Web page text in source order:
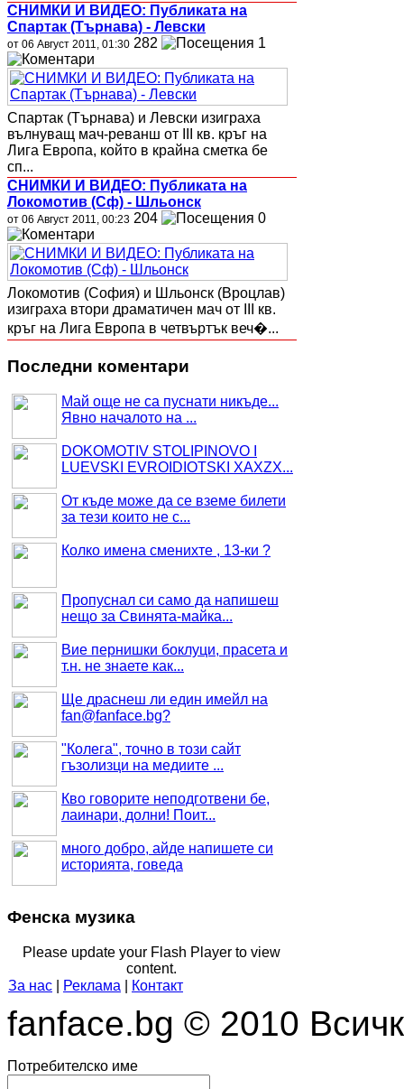
СНИМКИ И ВИДЕО: Публиката на
Спартак (Търнава) - Левски
от 06 Август 2011, 01:30 282 1
Спартак (Търнава) и Левски изиграха
вълнуващ мач-реванш от III кв. кръг на
Лига Европа, който в крайна сметка бе
сп...
СНИМКИ И ВИДЕО: Публиката на
Локомотив (Сф) - Шльонск
от 06 Август 2011, 00:23 204 0
Локомотив (София) и Шльонск (Вроцлав)
изиграха втори драматичен мач от III кв.
кръг на Лига Европа в четвъртък веч�...
Последни коментари
Май още не са пуснати никъде...
Явно началото на ...
DOKOMOTIV STOLIPINOVO I
LUEVSKI EVROIDIOTSKI XAXZX...
От къде може да се вземе билети
за тези които не с...
Колко имена сменихте , 13-ки ?
Пропуснал си само да напишеш
нещо за Свинята-майка...
Вие пернишки боклуци, прасета и
т.н. не знаете как...
Ще драснеш ли един имейл на
fan@fanface.bg?
"Колега", точно в този сайт
гъзолизци на медиите ...
Кво говорите неподготвени бе,
лаинари, долни! Поит...
много добро, айде напишете си
историята, говеда
Фенска музика
Please update your Flash Player to view
content.
За нас
Реклама Контакт
fanface.bg © 2010
Потребителско име